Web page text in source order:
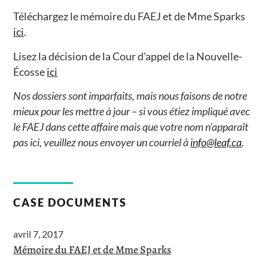
Téléchargez le mémoire du FAEJ et de Mme Sparks
ici.
Lisez la décision de la Cour d’appel de la Nouvelle-
Écosseici
Nos dossiers sont imparfaits, mais nous faisons de notre
mieux pour les mettre à jour – si vous étiez impliqué avec
le FAEJ dans cette affaire mais que votre nom n’apparaît
pas ici, veuillez nous envoyer un courriel àinfo@leaf.ca.
CASE DOCUMENTS
avril 7, 2017
Mémoire du FAEJ et de Mme Sparks